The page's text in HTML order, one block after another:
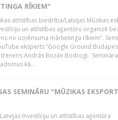
RĪKIEM"
attīstības biedrība/Latvijas Mūzikas
un attīstības aģentūru organizē
no uzņēmuma mārketinga rīkiem".
eksperts “Google Ground
András Bozán Bodrogi.
kā...
SEMINĀRU "MŪZIKAS
Investīciju un attīstības aģentūra